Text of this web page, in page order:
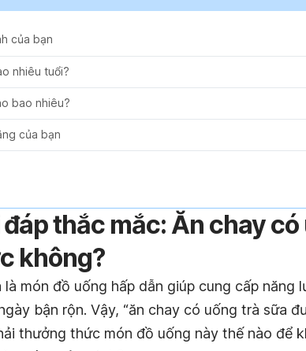
của bạn
nhiêu tuổi?
bao nhiêu?
của bạn
đáp thắc mắc: Ăn chay
không?
là món đồ uống hấp dẫn giúp cung cấp năng
bận rộn. Vậy, “ăn chay có uống trà sữa
thưởng thức món đồ uống này thế nào để